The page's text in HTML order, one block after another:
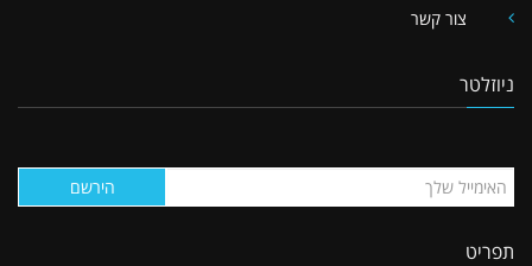
צור קשר
ניוזלטר
הירשם
תפריט